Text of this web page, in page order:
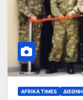
AFRIKA TIMES ΔΙΕΘΝΉ